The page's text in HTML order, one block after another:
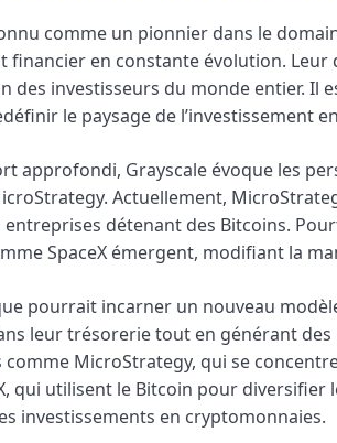
comme un pionnier dans le
financier en constante évolution.
des investisseurs du monde entier. Il
le paysage de l’investissement
approfondi, Grayscale évoque les
Actuellement,
détenant des Bitcoins.
SpaceX émergent, modifiant la
pourrait incarner un nouveau
leur trésorerie tout en générant
MicroStrategy, qui se
qui utilisent le Bitcoin pour
investissements en cryptomonnaies.